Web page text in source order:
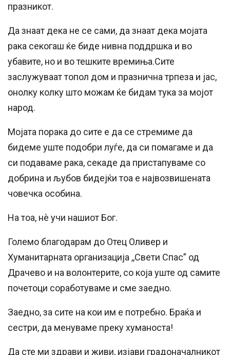
празникот.
Да знаат дека не се сами, да знаат дека мојата
рака секогаш ќе биде нивна поддршка и во
убавите, но и во тешките времиња.Сите
заслужуваат топол дом и празнична трпеза и јас,
онолку колку што можам ќе бидам тука за мојот
народ.
Мојата порака до сите е да се стремиме да
бидеме уште подобри луѓе, да си помагаме и да
си подаваме рака, секаде да пристапуваме со
добрина и љубов бидејќи тоа е највозвишената
човечка особина.
На тоа, нѐ учи нашиот Бог.
Големо благодарам до Отец Оливер и
Хуманитарната организација ,,Свети Спас” од
Драчево и на волонтерите, со која уште од самите
почетоци соработуваме и сме заедно.
Заедно, за сите на кои им е потребно. Браќа и
сестри, да менуваме преку хуманоста!
Да сте ми здрави и живи, изјави градоначалникот